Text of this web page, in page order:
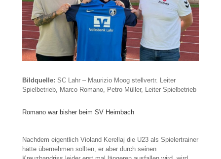
Bildquelle: SC Lahr – Maurizio Moog stellvertr. Leiter
Spielbetrieb, Marco Romano, Petro Müller, Leiter Spielbetrieb
Romano war bisher beim SV Heimbach
Nachdem eigentlich Violand Kerellaj die U23 als Spielertrainer
hätte übernehmen sollten, er aber durch seinen